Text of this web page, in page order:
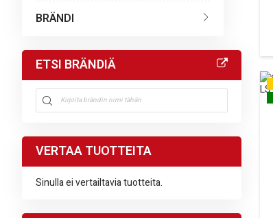
BRÄNDI
ETSI BRÄNDIÄ
VERTAA TUOTTEITA
Sinulla ei vertailtavia tuotteita.